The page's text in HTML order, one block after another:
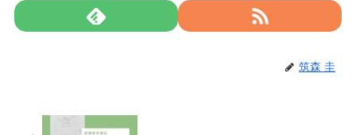
筑森 圭